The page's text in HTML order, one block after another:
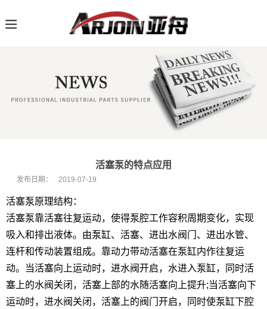
活塞泵的特点应用
发布日期： 2019-07-19
活塞泵原理结构：
活塞泵靠活塞往复运动，使得泵腔工作容积周期变化，实现
吸入和排出液体。由泵缸、活塞、进出水阀门、进出水管、
连杆和传动装置组成。靠动力带动活塞在泵缸内作往复运
动。当活塞向上运动时，进水阀开启，水进入泵缸，同时活
塞上的水阀关闭，活塞上部的水随活塞向上提升;当活塞向下
运动时，进水阀关闭，活塞上的阀门开启，同时使泵缸下腔